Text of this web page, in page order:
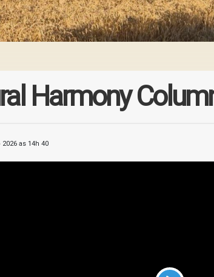
Harmony
as 14h 40